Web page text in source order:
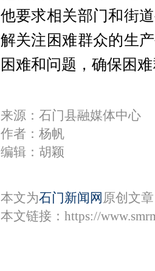
他要求相关部门和街
解关注困难群众的生
困难和问题，确保困
来源：石门县融媒体中心
作者：杨帆
编辑：胡颖
本文为石门新闻网 原创文
本文链接： https://